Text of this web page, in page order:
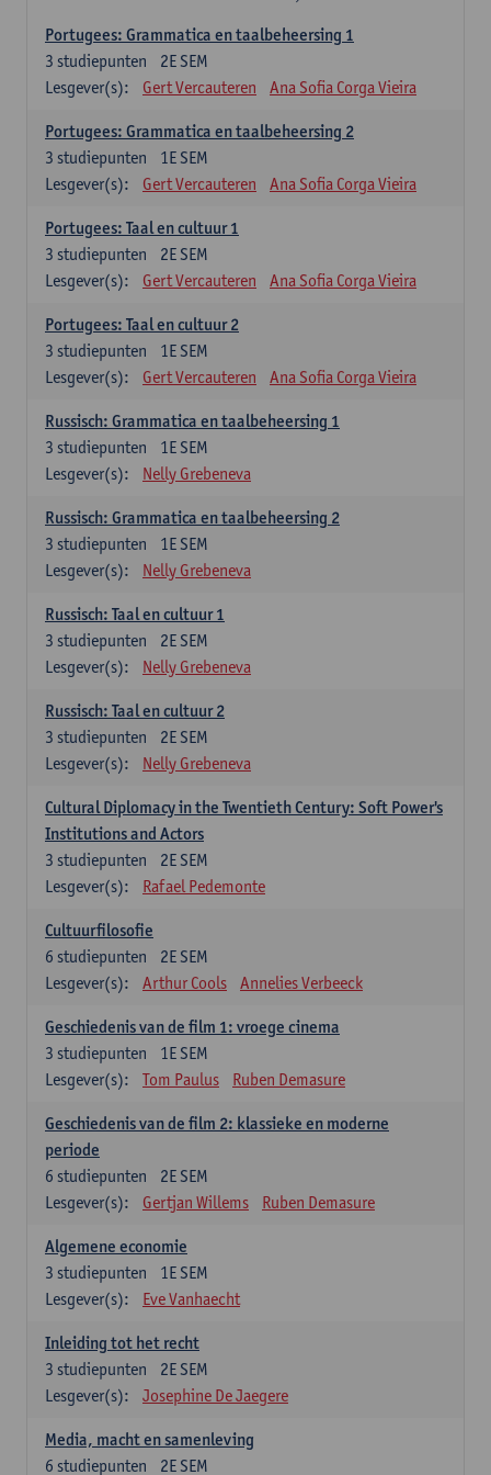
Portugees: Grammatica en taalbeheersing 1
2E SEM
3 studiepunten
Lesgever(s):
Gert Vercauteren Ana Sofia Corga Vieira
Portugees: Grammatica en taalbeheersing 2
1E SEM
3 studiepunten
Lesgever(s):
Gert Vercauteren Ana Sofia Corga Vieira
Portugees: Taal en cultuur 1
2E SEM
3 studiepunten
Lesgever(s):
Gert Vercauteren Ana Sofia Corga Vieira
Portugees: Taal en cultuur 2
1E SEM
3 studiepunten
Lesgever(s):
Gert Vercauteren Ana Sofia Corga Vieira
Russisch: Grammatica en taalbeheersing 1
1E SEM
3 studiepunten
Lesgever(s):
Nelly Grebeneva
Russisch: Grammatica en taalbeheersing 2
1E SEM
3 studiepunten
Lesgever(s):
Nelly Grebeneva
Russisch: Taal en cultuur 1
2E SEM
3 studiepunten
Lesgever(s):
Nelly Grebeneva
Russisch: Taal en cultuur 2
2E SEM
3 studiepunten
Lesgever(s):
Nelly Grebeneva
Cultural Diplomacy in the Twentieth Century: Soft Power's
Institutions and Actors
2E SEM
3 studiepunten
Lesgever(s):
Rafael Pedemonte
Cultuurfilosofie
2E SEM
6 studiepunten
Lesgever(s):
Arthur Cools Annelies Verbeeck
Geschiedenis van de film 1: vroege cinema
1E SEM
3 studiepunten
Lesgever(s):
Tom Paulus Ruben Demasure
Geschiedenis van de film 2: klassieke en moderne
periode
2E SEM
6 studiepunten
Lesgever(s):
Gertjan Willems Ruben Demasure
Algemene economie
1E SEM
3 studiepunten
Lesgever(s):
Eve Vanhaecht
Inleiding tot het recht
2E SEM
3 studiepunten
Lesgever(s):
Josephine De Jaegere
Media, macht en samenleving
2E SEM
6 studiepunten